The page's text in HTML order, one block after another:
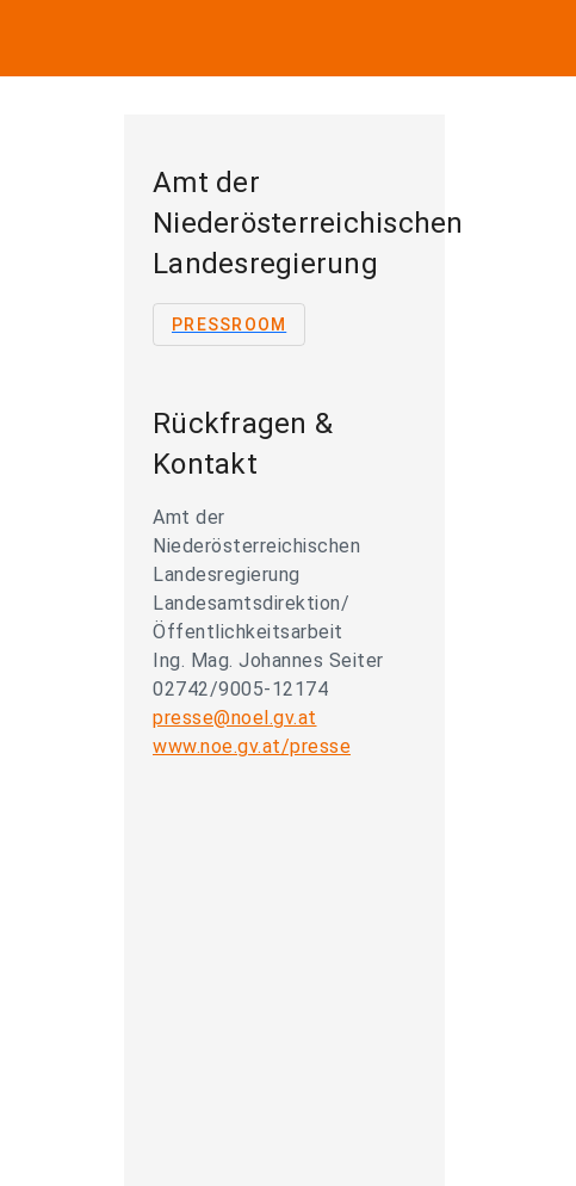
Amt der
Niederösterreichischen
Landesregierung
PRESSROOM
Rückfragen &
Kontakt
Amt der
Niederösterreichischen
Landesregierung
Landesamtsdirektion/
Öffentlichkeitsarbeit
Ing. Mag. Johannes Seiter
02742/9005-12174
presse@noel.gv.at
www.noe.gv.at/presse